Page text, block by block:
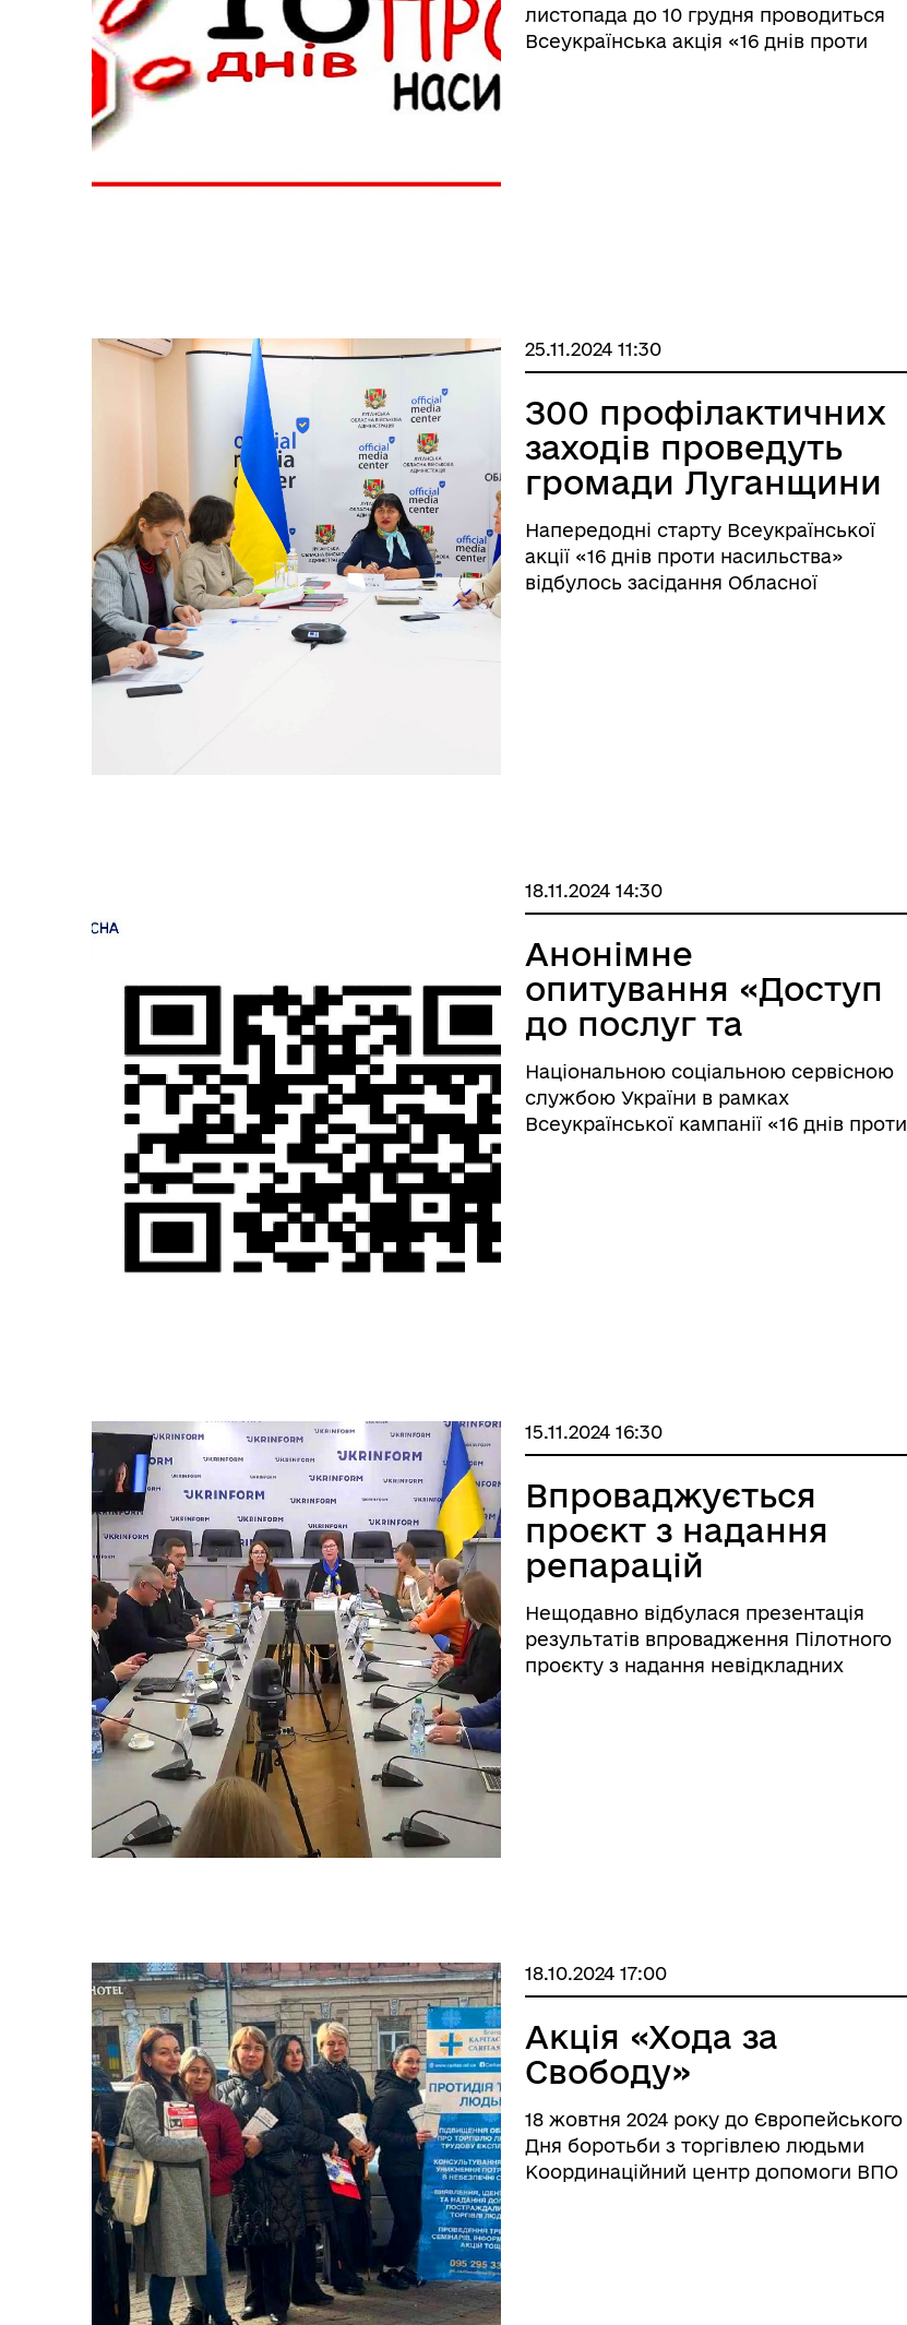
листопада до 10 грудня проводиться
Всеукраїнська акція «16 днів проти
25.11.2024 11:30
З00 профілактичних
заходів проведуть
громади Луганщини
в рамках акції «16
днів проти
насильства»
Напередодні старту Всеукраїнської
акції «16 днів проти насильства»
відбулось засідання Обласної
18.11.2024 14:30
Анонімне
опитування «Доступ
до послуг та
допомоги
постраждалих від
домашнього
Національною соціальною сервісною
службою України в рамках
Всеукраїнської кампанії «16 днів проти
15.11.2024 16:30
Впроваджується
проєкт з надання
репарацій
постраждалим від
сексуального
насильства
Нещодавно відбулася презентація
результатів впровадження Пілотного
проєкту з надання невідкладних
18.10.2024 17:00
Акція «Хода за
Свободу»
18 жовтня 2024 року до Європейського
Дня боротьби з торгівлею людьми
Координаційний центр допомоги ВПО